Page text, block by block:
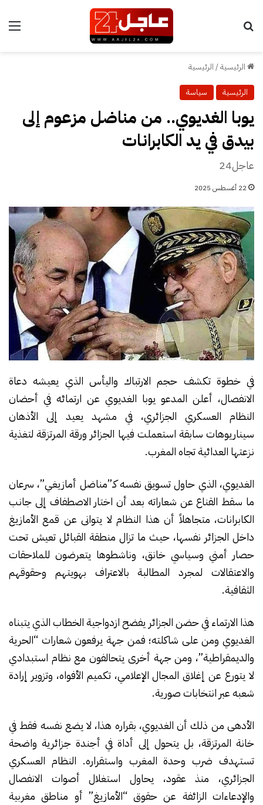
الرئيسية/ الرئيسية
الرئيسية سياسة
يوبا الغديوي.. من مناضل مزعوم إلى
بيدق في يد الكابرانات
عاجل24
22 أغسطس 2025
في خطوة تكشف حجم الارتباك واليأس الذي يعيشه دعاة
الانفصال، أعلن المدعو يوبا الغديوي عن ارتمائه في أحضان
النظام العسكري الجزائري، في مشهد يعيد إلى الأذهان
سيناريوهات سابقة استعملت فيها الجزائر ورقة المرتزقة لتغذية
نزعتها العدائية تجاه المغرب.
الغديوي، الذي حاول تسويق نفسه كـ”مناضل أمازيغي”، سرعان
ما سقط القناع عن شعاراته بعد أن اختار الاصطفاف إلى جانب
الكابرانات، متجاهلاً أن هذا النظام لا يتوانى عن قمع الأمازيغ
داخل الجزائر نفسها، حيث ما تزال منطقة القبائل تعيش تحت
حصار أمني وسياسي خانق، وناشطوها يتعرضون للملاحقات
والاعتقالات لمجرد المطالبة بالاعتراف بهويتهم وحقوقهم
الثقافية.
هذا الارتماء في حضن الجزائر يفضح ازدواجية الخطاب الذي يتبناه
الغديوي ومن على شاكلته؛ فمن جهة يرفعون شعارات “الحرية
والديمقراطية”، ومن جهة أخرى يتحالفون مع نظام استبدادي
لا يتورع عن إغلاق المجال الإعلامي، تكميم الأفواه، وتزوير إرادة
شعبه عبر انتخابات صورية.
الأدهى من ذلك أن الغديوي، بقراره هذا، لا يضع نفسه فقط في
خانة المرتزقة، بل يتحول إلى أداة في أجندة جزائرية واضحة
تستهدف ضرب وحدة المغرب واستقراره. النظام العسكري
الجزائري، منذ عقود، يحاول استغلال أصوات الانفصال
والإدعاءات الزائفة عن حقوق “الأمازيغ” أو مناطق مغربية